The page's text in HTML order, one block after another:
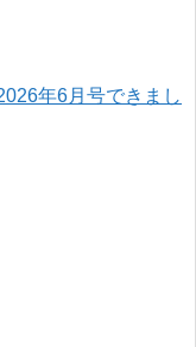
年6月号できまし